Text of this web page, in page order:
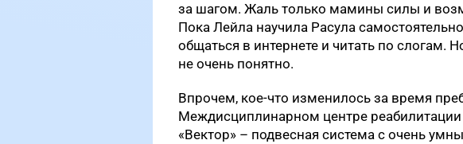
за шагом. Жаль только мамины силы и
Пока Лейла научила Расула
общаться в интернете и читать по слогам.
не очень понятно.
Впрочем, кое-что изменилось за время
Междисциплинарном центре реабилитации
«Вектор» – подвесная система с очень